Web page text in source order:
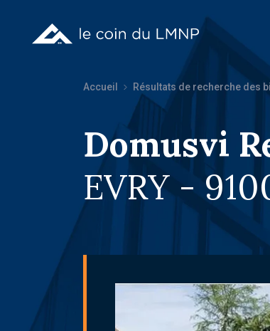
Accueil Résultats de recherche des
Domusvi
EVRY -